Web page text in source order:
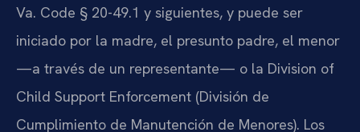
Va. Code § 20-49.1 y siguientes, y puede ser
iniciado por la madre, el presunto padre, el menor
—a través de un representante— o la Division of
Child Support Enforcement (División de
Cumplimiento de Manutención de Menores). Los